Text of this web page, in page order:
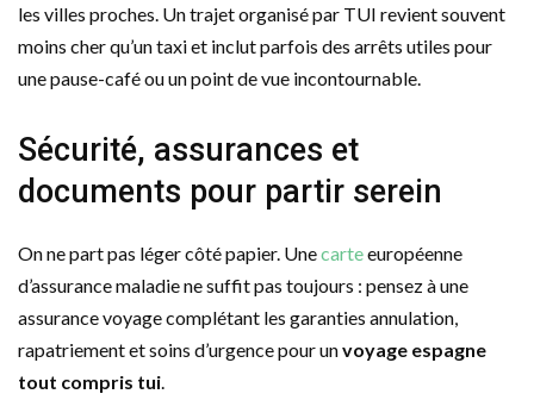
les villes proches. Un trajet organisé par TUI revient souvent
moins cher qu’un taxi et inclut parfois des arrêts utiles pour
une pause-café ou un point de vue incontournable.
Sécurité, assurances et
documents pour partir serein
On ne part pas léger côté papier. Unecarteeuropéenne
d’assurance maladie ne suffit pas toujours : pensez à une
assurance voyage complétant les garanties annulation,
rapatriement et soins d’urgence pour unvoyage espagne
tout compris tui.